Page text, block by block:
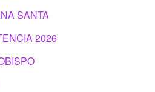
SANTA
2026